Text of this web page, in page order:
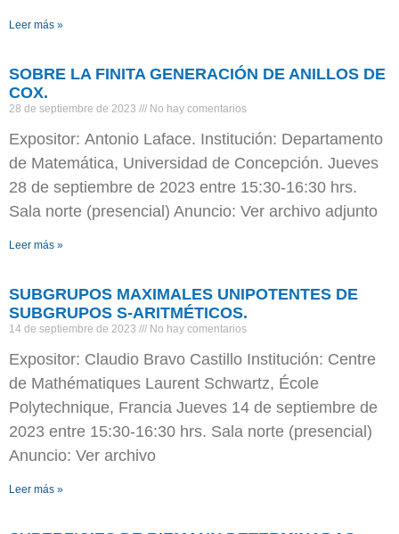
Leer más »
SOBRE LA FINITA GENERACIÓN DE ANILLOS DE
COX.
28 de septiembre de 2023 No hay comentarios
Expositor: Antonio Laface. Institución: Departamento
de Matemática, Universidad de Concepción. Jueves
28 de septiembre de 2023 entre 15:30-16:30 hrs.
Sala norte (presencial) Anuncio: Ver archivo adjunto
Leer más »
SUBGRUPOS MAXIMALES UNIPOTENTES DE
SUBGRUPOS S-ARITMÉTICOS.
14 de septiembre de 2023 No hay comentarios
Expositor: Claudio Bravo Castillo Institución: Centre
de Mathématiques Laurent Schwartz, École
Polytechnique, Francia Jueves 14 de septiembre de
2023 entre 15:30-16:30 hrs. Sala norte (presencial)
Anuncio: Ver archivo
Leer más »